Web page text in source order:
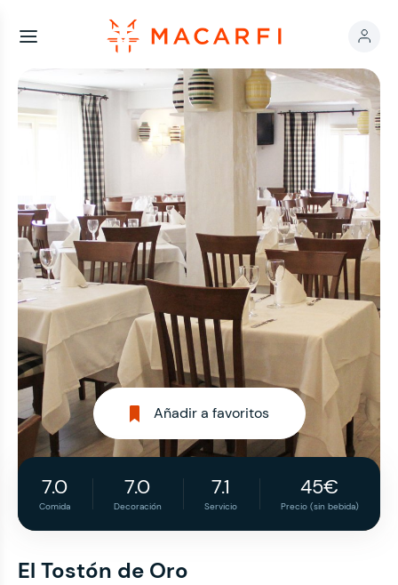
Añadir a favoritos
7.0
Comida
7.0
Decoración
7.1
Servicio
45€
Precio (sin bebida)
El Tostón de Oro